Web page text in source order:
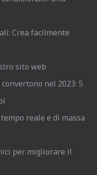
Crea facilmente
sito web
nel 2023: 5
reale e di massa
per migliorare il